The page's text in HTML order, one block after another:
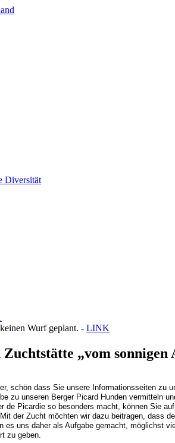
Diversität
Wurf geplant. - LINK
„vom sonnigen
schön dass Sie unsere Informationsseiten zu
zu unseren Berger Picard Hunden vermitteln
de Picardie so besonders macht, können Sie
der Zucht möchten wir dazu beitragen, dass
es uns daher als Aufgabe gemacht, möglichst
zu geben.